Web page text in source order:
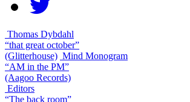
Thomas Dybdahl
“that great october”
(Glitterhouse) Mind Monogram
“AM in the PM”
(Aagoo Records)
Editors
“The back room”